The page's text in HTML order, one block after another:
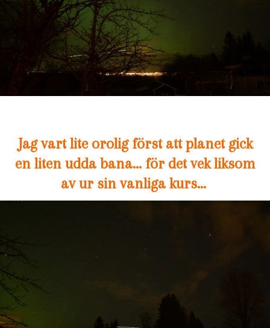
Jag vart lite orolig först att planet gick
en liten udda bana… för det vek liksom
av ur sin vanliga kurs…